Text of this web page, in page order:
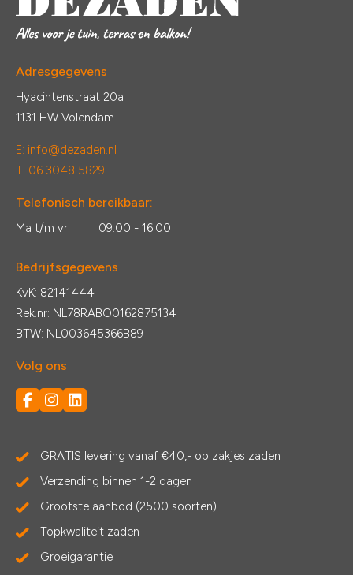
Adresgegevens
Hyacintenstraat 20a
1131 HW Volendam
E: info@dezaden.nl
T: 06 3048 5829
Telefonisch bereikbaar:
Ma t/m vr: 09:00 - 16:00
Bedrijfsgegevens
KvK: 82141444
Rek.nr: NL78RABO0162875134
BTW: NL003645366B89
Volg ons
GRATIS levering vanaf €40,- op zakjes zaden
Verzending binnen 1-2 dagen
Grootste aanbod (2500 soorten)
Topkwaliteit zaden
Groeigarantie